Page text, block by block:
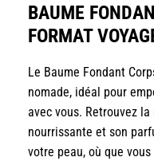
BAUME
FORMAT
Le Baume Fondant
nomade, idéal pour
avec vous. Retrouvez
nourrissante et son
votre peau, où que vous